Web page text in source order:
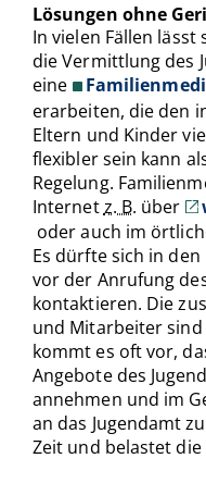
Lösungen ohne
In vielen Fällen
die Vermittlung des
eine
erarbeiten, die den
Eltern und Kinder
flexibler sein kann
Regelung.
Internetz. B. über
oder auch im
Es dürfte sich in
vor der Anrufung
kontaktieren. Die
und Mitarbeiter
kommt es oft vor,
Angebote des
annehmen und im
an das Jugendamt
Zeit und belastet